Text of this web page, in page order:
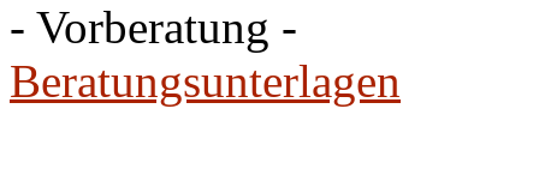
- Vorberatung -
Beratungsunterlagen